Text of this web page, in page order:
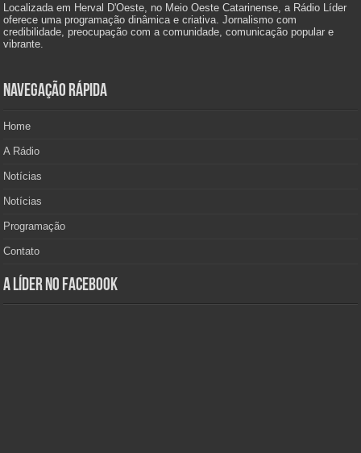
Localizada em Herval D'Oeste, no Meio Oeste Catarinense, a Rádio Líder
oferece uma programação dinâmica e criativa. Jornalismo com
credibilidade, preocupação com a comunidade, comunicação popular e
vibrante.
Navegação Rápida
Home
A Rádio
Notícias
Notícias
Programação
Contato
A Líder no Facebook